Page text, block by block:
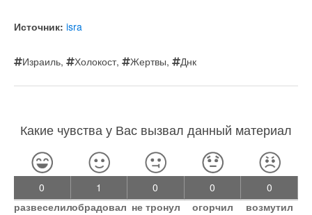
Источник: isra
Израиль, Холокост, Жертвы, Днк
Какие чувства у Вас вызвал данный материал
0
развеселил
1
обрадовал
0
не тронул
0
огорчил
0
возмутил